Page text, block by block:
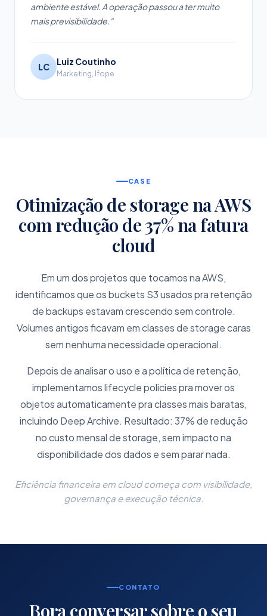
ambiente estável. A operação passou a ter muito
mais previsibilidade."
LC
Luiz Coutinho
Marketing, Ifope
CASE
Otimização de storage na AWS
com redução de 37% na fatura
cloud
Em um dos projetos que tocamos na AWS,
identificamos que os buckets S3 usados pra retenção
de backups estavam crescendo sem controle.
Volumes antigos ficavam em classes de storage caras
sem nenhuma necessidade operacional.
Depois de analisar o uso e a política de retenção,
implementamos lifecycle policies pra mover os
objetos automaticamente pra classes mais baratas,
incluindo Deep Archive. Resultado: 37% de redução
no custo mensal de storage, sem impacto na
disponibilidade dos dados e sem parar nada.
Eficiência financeira em cloud começa com visibilidade,
governança e execução técnica.
CONTATO
Bora conversar sobre o seu